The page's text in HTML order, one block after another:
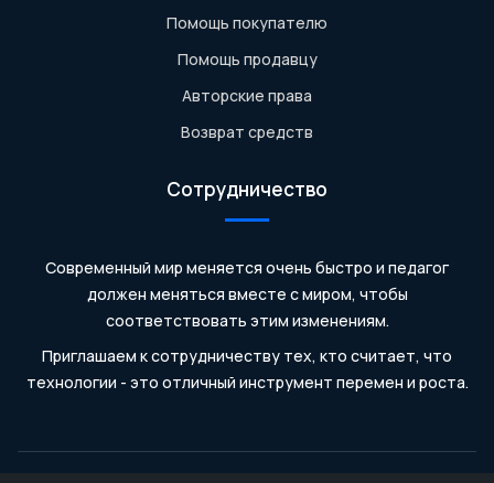
Помощь покупателю
Помощь продавцу
Авторские права
Возврат средств
Сотрудничество
Современный мир меняется очень быстро и педагог
должен меняться вместе с миром, чтобы
соответствовать этим изменениям.
Приглашаем к сотрудничеству тех, кто считает, что
технологии - это отличный инструмент перемен и роста.